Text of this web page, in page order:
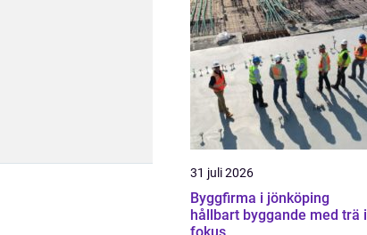
31 juli 2026
Byggfirma i jönköping
hållbart byggande med trä i